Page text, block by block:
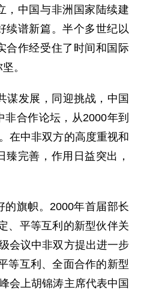
，中国与非洲国家陆续建
续谱新篇。半个多世纪以
合作经受住了时间和国际
。
发展，同迎挑战，中国
合作论坛，从2000年到
在中非双方的高度重视和
完善，作用日益突出，
旗帜。2000年首届部长
、平等互利的新型伙伴关
会议中非双方提出进一步
等互利、全面合作的新型
会上胡锦涛主席代表中国